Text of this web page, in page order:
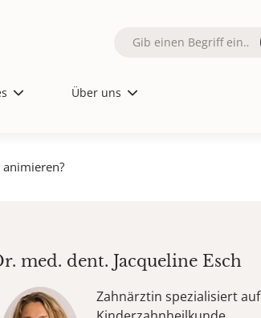
Über uns
Fulltext
med. dent. Jacqueline Esch
Zahnärztin spezialisiert auf